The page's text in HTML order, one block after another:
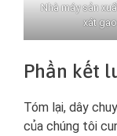
Nhà máy sản
xát gạo
Phần kết
Tóm lại, dây
của chúng tôi